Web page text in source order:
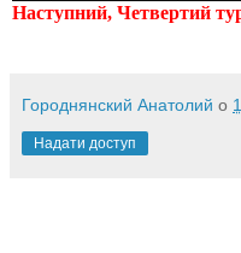
Наступний, Четвертий
Городнянский Анатолий о
Надати доступ